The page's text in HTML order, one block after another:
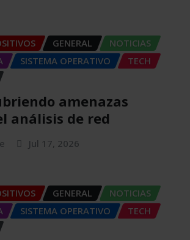
GENERAL
NOTICIAS
SISTEMA OPERATIVO
TECH
amenazas
análisis de red
Jul 17, 2026
GENERAL
NOTICIAS
SISTEMA OPERATIVO
TECH